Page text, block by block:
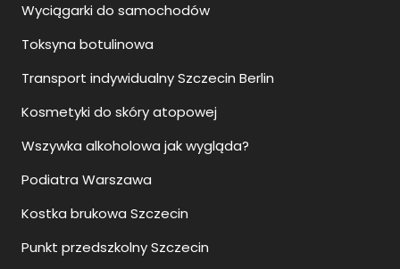
Wyciągarki do samochodów
Toksyna botulinowa
Transport indywidualny Szczecin Berlin
Kosmetyki do skóry atopowej
Wszywka alkoholowa jak wygląda?
Podiatra Warszawa
Kostka brukowa Szczecin
Punkt przedszkolny Szczecin